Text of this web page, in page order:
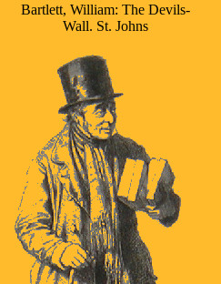
Bartlett, William: The Devils-
Wall. St. Johns